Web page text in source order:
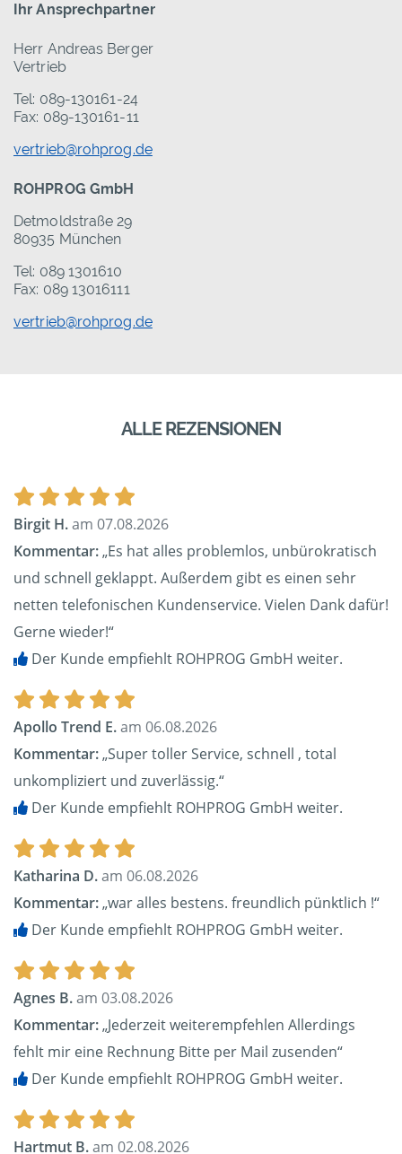
Ihr Ansprechpartner
Herr Andreas Berger
Vertrieb
Tel: 089-130161-24
Fax: 089-130161-11
vertrieb@rohprog.de
ROHPROG GmbH
Detmoldstraße 29
80935 München
Tel: 089 1301610
Fax: 089 13016111
vertrieb@rohprog.de
ALLE REZENSIONEN
Birgit H.am 07.08.2026
Kommentar:„Es hat alles problemlos, unbürokratisch
und schnell geklappt. Außerdem gibt es einen sehr
netten telefonischen Kundenservice. Vielen Dank dafür!
Gerne wieder!“
Der Kunde empfiehlt ROHPROG GmbH weiter.
Apollo Trend E.am 06.08.2026
Kommentar:„Super toller Service, schnell , total
unkompliziert und zuverlässig.“
Der Kunde empfiehlt ROHPROG GmbH weiter.
Katharina D.am 06.08.2026
Kommentar:„war alles bestens. freundlich pünktlich !“
Der Kunde empfiehlt ROHPROG GmbH weiter.
Agnes B.am 03.08.2026
Kommentar:„Jederzeit weiterempfehlen Allerdings
fehlt mir eine Rechnung Bitte per Mail zusenden“
Der Kunde empfiehlt ROHPROG GmbH weiter.
Hartmut B.am 02.08.2026